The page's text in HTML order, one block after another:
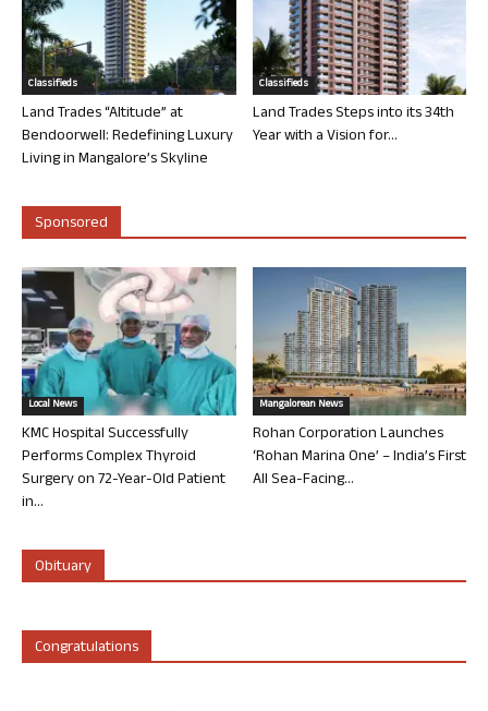
Classifieds
Land Trades “Altitude” at
Bendoorwell: Redefining Luxury
Living in Mangalore’s Skyline
Classifieds
Land Trades Steps into its 34th
Year with a Vision for...
Sponsored
Local News
KMC Hospital Successfully
Performs Complex Thyroid
Surgery on 72-Year-Old Patient
in...
Mangalorean News
Rohan Corporation Launches
‘Rohan Marina One’ – India’s First
All Sea-Facing...
Obituary
Congratulations